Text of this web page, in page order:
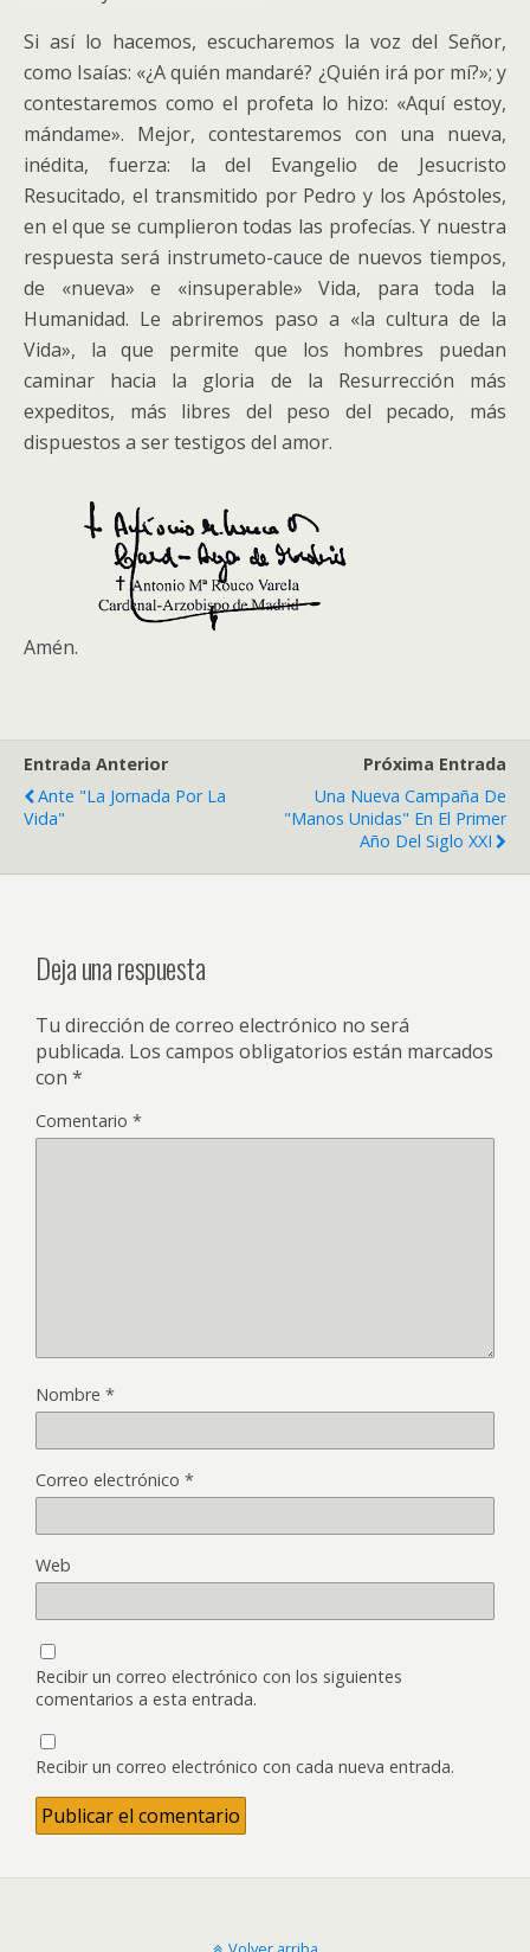
Si así lo hacemos, escucharemos la voz del Señor,
como Isaías: «¿A quién mandaré? ¿Quién irá por mí?»; y
contestaremos como el profeta lo hizo: «Aquí estoy,
mándame». Mejor, contestaremos con una nueva,
inédita, fuerza: la del Evangelio de Jesucristo
Resucitado, el transmitido por Pedro y los Apóstoles,
en el que se cumplieron todas las profecías. Y nuestra
respuesta será instrumeto-cauce de nuevos tiempos,
de «nueva» e «insuperable» Vida, para toda la
Humanidad. Le abriremos paso a «la cultura de la
Vida», la que permite que los hombres puedan
caminar hacia la gloria de la Resurrección más
expeditos, más libres del peso del pecado, más
dispuestos a ser testigos del amor.
Amén.
Entrada Anterior
Ante "La Jornada Por La
Vida"
Próxima Entrada
Una Nueva Campaña De
"Manos Unidas" En El Primer
Año Del Siglo XXI
Deja una respuesta
Tu dirección de correo electrónico no será
publicada. Los campos obligatorios están marcados
con *
Comentario *
Nombre *
Correo electrónico *
Web
Recibir un correo electrónico con los siguientes
comentarios a esta entrada.
Recibir un correo electrónico con cada nueva entrada.